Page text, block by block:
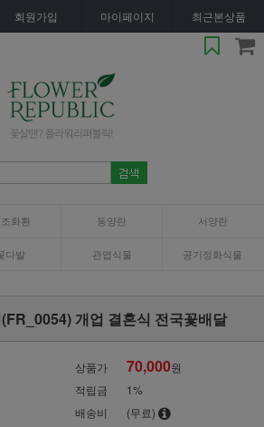
회원가입 마이페이지 최근본상품
화환 동양란 서양란
다발 관엽식물 공기정화식물
개업 결혼식 전국꽃배달
상품가 70,000원
적립금
1%
배송비
(무료)